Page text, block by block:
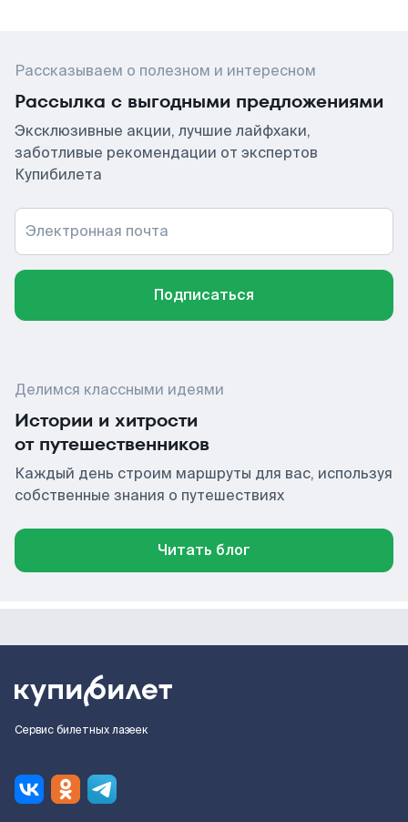
Рассказываем о полезном и интересном
Рассылка с выгодными предложениями
Эксклюзивные акции, лучшие лайфхаки,
заботливые рекомендации от экспертов
Купибилета
Электронная почта
Подписаться
Делимся классными идеями
Истории и хитрости
от путешественников
Каждый день строим маршруты для вас, используя
собственные знания о путешествиях
Читать блог
Сервис билетных лазеек